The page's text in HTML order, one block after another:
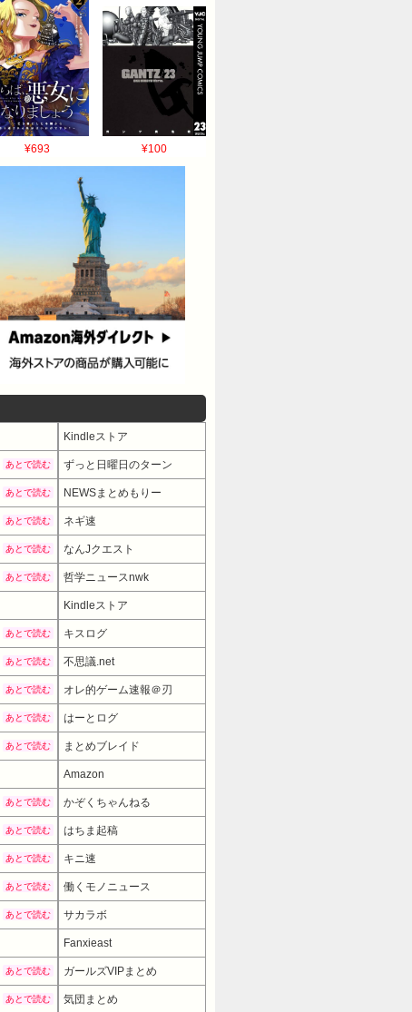
¥693 ¥100
Kindleストア
あとで読む ずっと日曜日のターン
あとで読む NEWSまとめもりー
あとで読む ネギ速
あとで読む なんJクエスト
あとで読む 哲学ニュースnwk
Kindleストア
あとで読む キスログ
あとで読む 不思議.net
あとで読む オレ的ゲーム速報＠刃
あとで読む はーとログ
あとで読む まとめブレイド
Amazon
あとで読む かぞくちゃんねる
あとで読む はちま起稿
あとで読む キニ速
あとで読む 働くモノニュース
あとで読む サカラボ
Fanxieast
あとで読む ガールズVIPまとめ
あとで読む 気団まとめ